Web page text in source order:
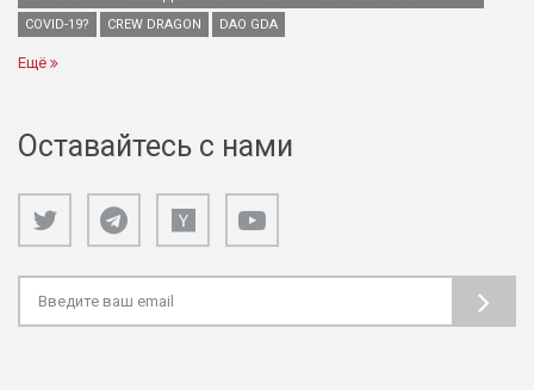
COVID-19?
CREW DRAGON DAO GDA
Ещё
Оставайтесь с нами